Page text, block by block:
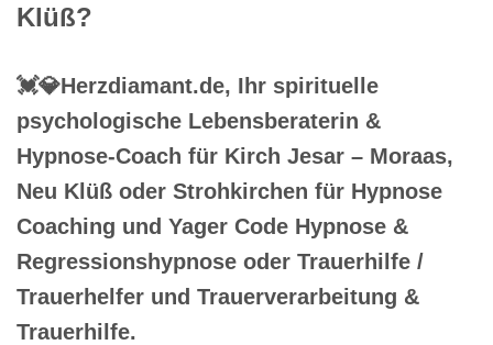
Klüß?
💓️💎Herzdiamant.de, Ihr spirituelle
psychologische Lebensberaterin &
Hypnose-Coach für Kirch Jesar – Moraas,
Neu Klüß oder Strohkirchen für Hypnose
Coaching und Yager Code Hypnose &
Regressionshypnose oder Trauerhilfe /
Trauerhelfer und Trauerverarbeitung &
Trauerhilfe.